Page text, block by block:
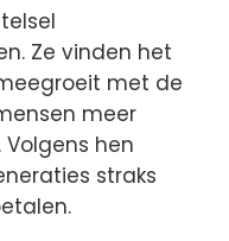
Ze vinden het
met de
meer
hen
straks